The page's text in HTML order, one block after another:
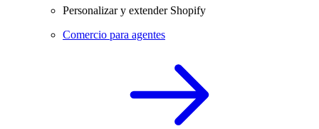
Personalizar y extender Shopify
Comercio para agentes